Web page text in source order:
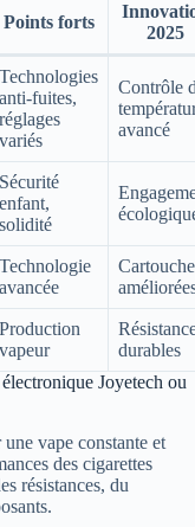
Points forts
2025
Technologies
anti-fuites,
réglages
variés
Contrôle
avancé
Sécurité
enfant,
solidité
Technologie
avancée
Production
vapeur
durables
Joyetech ou
vape constante et
des cigarettes
résistances, du